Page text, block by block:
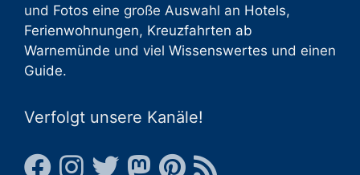
und Fotos eine große Auswahl an Hotels,
Ferienwohnungen, Kreuzfahrten ab
Warnemünde und viel Wissenswertes und einen
Guide.
Verfolgt unsere Kanäle!